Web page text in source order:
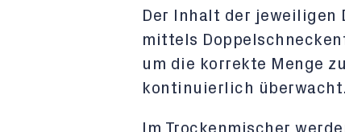
Der Inhalt der jeweiligen
mittels
um die korrekte Menge
kontinuierlich überwacht.